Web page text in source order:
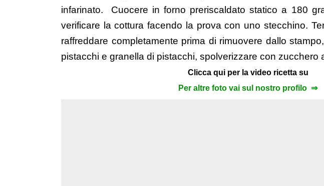
infarinato. Cuocere in forno preriscaldato statico a 180
verificare la cottura facendo la prova con uno stecchino.
raffreddare completamente prima di rimuovere dallo
pistacchi e granella di pistacchi, spolverizzare con zucchero
Clicca qui per la video ricetta su
Per altre foto vai sul nostro profilo ⇒